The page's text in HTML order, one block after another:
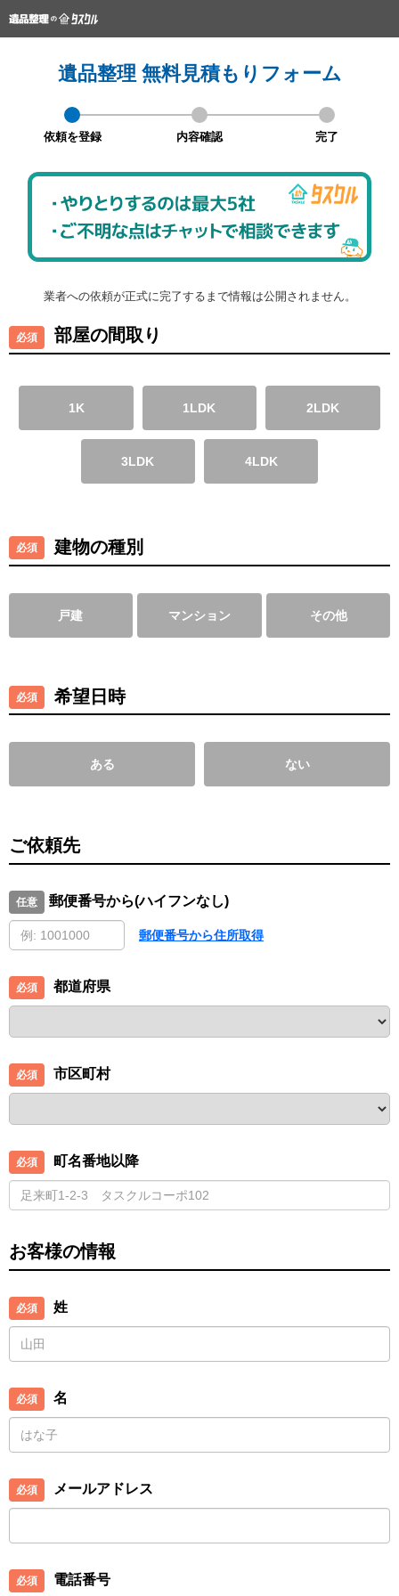
遺品整理 無料見積もりフォーム
依頼を登録 内容確認 完了
業者への依頼が正式に完了するまで情報は公開されません。
部屋の間取り
1K 1LDK 2LDK
3LDK 4LDK
建物の種別
戸建 マンション その他
希望日時
ある ない
ご依頼先
郵便番号から(ハイフンなし)
郵便番号から住所取得
都道府県
市区町村
町名番地以降
お客様の情報
姓
名
メールアドレス
電話番号